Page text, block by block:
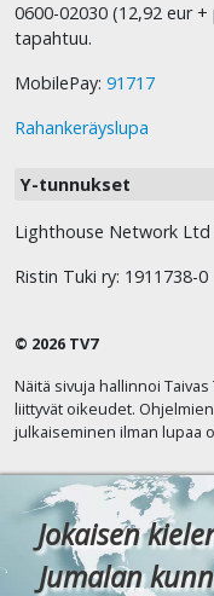
0600-02030 (12,92 eur
tapahtuu.
MobilePay: 91717
Rahankeräyslupa
Y-tunnukset
Lighthouse Network Ltd
Ristin Tuki ry: 1911738-0
© 2026 TV7
Näitä sivuja hallinnoi
liittyvät oikeudet.
julkaiseminen ilman lupaa
Jokaisen
Jumalan